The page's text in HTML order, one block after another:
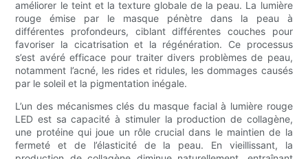
améliorer le teint et la texture globale de la peau. La lumière
rouge émise par le masque pénètre dans la peau à
différentes profondeurs, ciblant différentes couches pour
favoriser la cicatrisation et la régénération. Ce processus
s’est avéré efficace pour traiter divers problèmes de peau,
notamment l’acné, les rides et ridules, les dommages causés
par le soleil et la pigmentation inégale.
L’un des mécanismes clés du masque facial à lumière rouge
LED est sa capacité à stimuler la production de collagène,
une protéine qui joue un rôle crucial dans le maintien de la
fermeté et de l’élasticité de la peau. En vieillissant, la